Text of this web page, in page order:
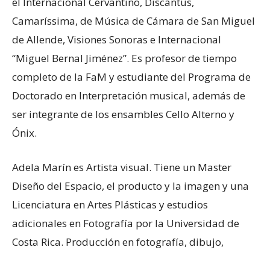
Camaríssima, de Música de Cámara de San Miguel
de Allende, Visiones Sonoras e Internacional
“Miguel Bernal Jiménez”. Es profesor de tiempo
completo de la FaM y estudiante del Programa de
Doctorado en Interpretación musical, además de
ser integrante de los ensambles Cello Alterno y
Ónix.
Adela Marín es Artista visual. Tiene un Master
Diseño del Espacio, el producto y la imagen y una
Licenciatura en Artes Plásticas y estudios
adicionales en Fotografía por la Universidad de
Costa Rica. Producción en fotografía, dibujo,